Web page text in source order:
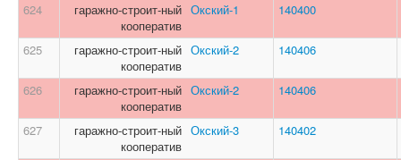
624
гаражно-строит-ный
кооператив
Окский-1 140400
625
гаражно-строит-ный
кооператив
Окский-2 140406
626
гаражно-строит-ный
кооператив
Окский-2 140406
627
гаражно-строит-ный
кооператив
Окский-3 140402